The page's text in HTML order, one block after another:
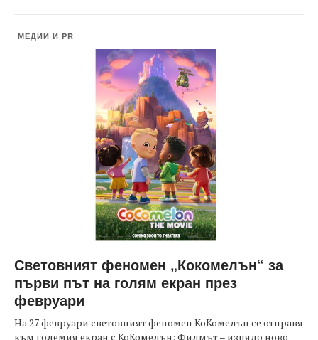
МЕДИИ И PR
Световният феномен „Кокомелън“ за
първи път на голям екран през
февруари
На 27 февруари световният феномен КоКомелън се отправя
към големия екран с КоКомелън: Филмът – изцяло ново